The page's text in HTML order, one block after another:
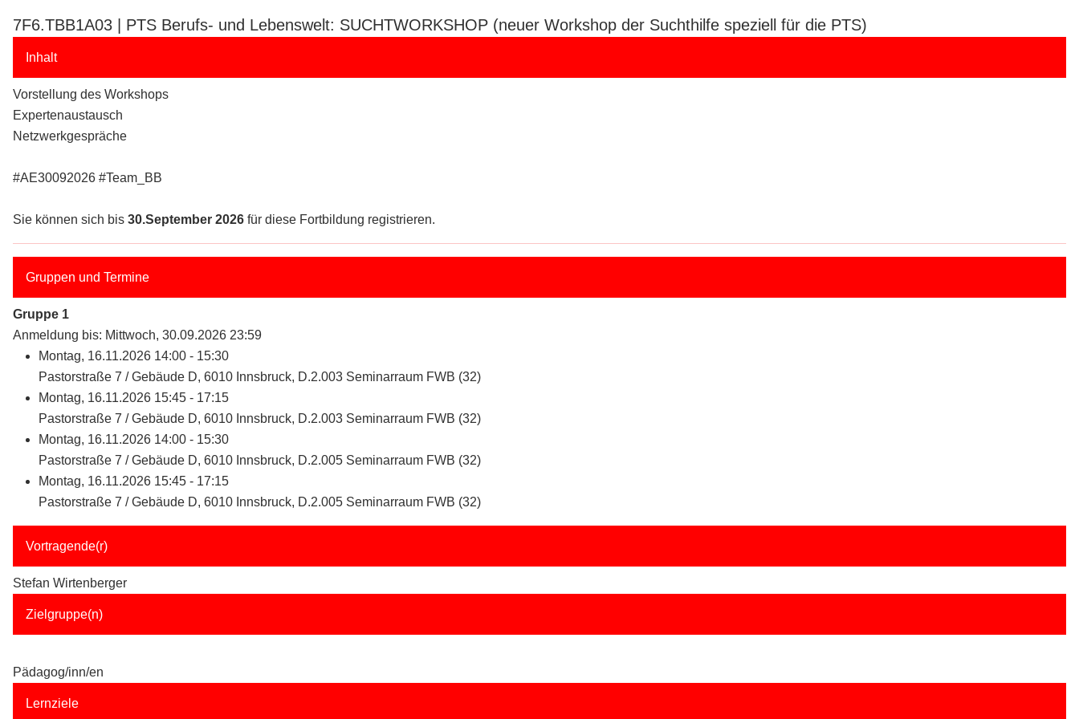
7F6.TBB1A03 | PTS Berufs- und Lebenswelt: SUCHTWORKSHOP (neuer Workshop der Suchthilfe speziell für die PTS)
Inhalt
Vorstellung des Workshops
Expertenaustausch
Netzwerkgespräche
#AE30092026 #Team_BB
Sie können sich bis 30.September 2026 für diese Fortbildung registrieren.
Gruppen und Termine
Gruppe 1
Anmeldung bis: Mittwoch, 30.09.2026 23:59
Montag, 16.11.2026 14:00 - 15:30
Pastorstraße 7 / Gebäude D, 6010 Innsbruck, D.2.003 Seminarraum FWB (32)
Montag, 16.11.2026 15:45 - 17:15
Pastorstraße 7 / Gebäude D, 6010 Innsbruck, D.2.003 Seminarraum FWB (32)
Montag, 16.11.2026 14:00 - 15:30
Pastorstraße 7 / Gebäude D, 6010 Innsbruck, D.2.005 Seminarraum FWB (32)
Montag, 16.11.2026 15:45 - 17:15
Pastorstraße 7 / Gebäude D, 6010 Innsbruck, D.2.005 Seminarraum FWB (32)
Vortragende(r)
Stefan Wirtenberger
Zielgruppe(n)
Pädagog/inn/en
Lernziele